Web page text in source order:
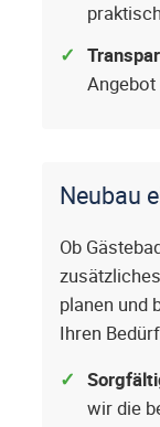
Neubau
Ob
planen und
Ihren
wir die